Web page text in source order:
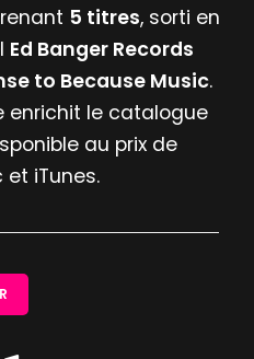
5 titres, sorti en
Ed Banger Records
to Because Music.
enrichit le catalogue
au prix de
et iTunes.